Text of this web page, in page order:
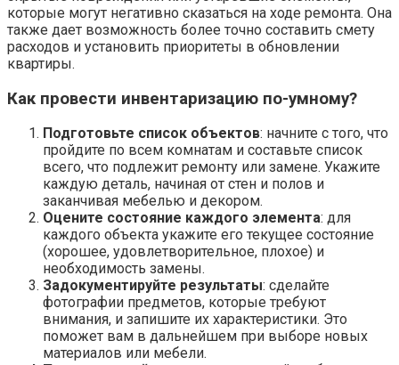
которые могут негативно сказаться на ходе ремонта. Она
также дает возможность более точно составить смету
расходов и установить приоритеты в обновлении
квартиры.
Как провести инвентаризацию по-умному?
Подготовьте список объектов: начните с того, что
пройдите по всем комнатам и составьте список
всего, что подлежит ремонту или замене. Укажите
каждую деталь, начиная от стен и полов и
заканчивая мебелью и декором.
Оцените состояние каждого элемента: для
каждого объекта укажите его текущее состояние
(хорошее, удовлетворительное, плохое) и
необходимость замены.
Задокументируйте результаты: сделайте
фотографии предметов, которые требуют
внимания, и запишите их характеристики. Это
поможет вам в дальнейшем при выборе новых
материалов или мебели.